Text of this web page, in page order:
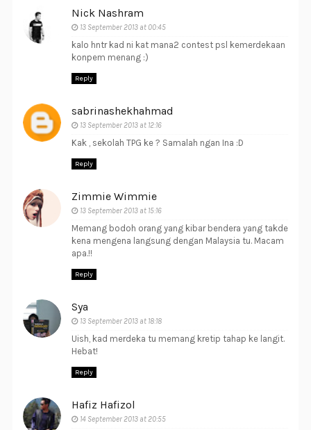
Nick Nashram
13 September 2013 at 00:45
kalo hntr kad ni kat mana2 contest psl kemerdekaan
konpem menang :)
Reply
sabrinashekhahmad
13 September 2013 at 12:16
Kak , sekolah TPG ke ? Samalah ngan Ina :D
Reply
Zimmie Wimmie
13 September 2013 at 15:16
Memang bodoh orang yang kibar bendera yang takde
kena mengena langsung dengan Malaysia tu. Macam
apa.!!
Reply
Sya
13 September 2013 at 18:18
Uish, kad merdeka tu memang kretip tahap ke langit.
Hebat!
Reply
Hafiz Hafizol
14 September 2013 at 20:55